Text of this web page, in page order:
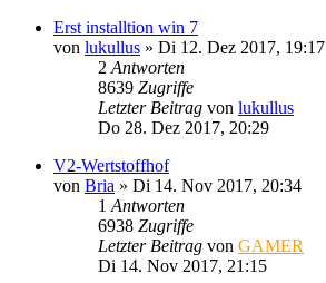
Erst installtion win 7
von lukullus » Di 12. Dez 2017, 19:17
2 Antworten
8639 Zugriffe
Letzter Beitrag von lukullus
Do 28. Dez 2017, 20:29
V2-Wertstoffhof
von Bria » Di 14. Nov 2017, 20:34
1 Antworten
6938 Zugriffe
Letzter Beitrag von GAMER
Di 14. Nov 2017, 21:15